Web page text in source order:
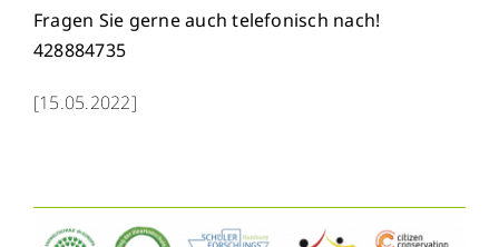
Kalender
Fragen Sie gerne auch telefonisch nach!
428884735
[15.05.2022]